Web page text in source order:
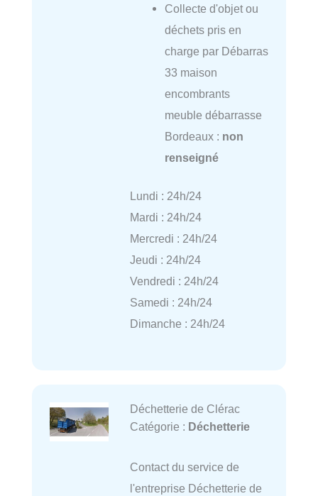
Collecte d'objet ou
déchets pris en
charge par Débarras
33 maison
encombrants
meuble débarrasse
Bordeaux : non
renseigné
Lundi : 24h/24
Mardi : 24h/24
Mercredi : 24h/24
Jeudi : 24h/24
Vendredi : 24h/24
Samedi : 24h/24
Dimanche : 24h/24
Déchetterie de Clérac
Catégorie : Déchetterie
Contact du service de
l'entreprise Déchetterie de